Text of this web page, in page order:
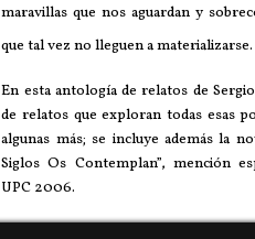
maravillas que nos aguardan y
que tal vez no lleguen a materializarse.
En esta antología de relatos de
de relatos que exploran todas esas
algunas más; se incluye además la
Siglos Os Contemplan”, mención
UPC 2006.